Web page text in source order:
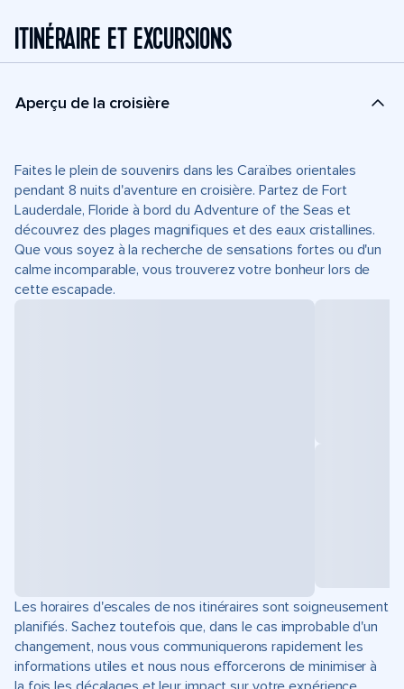
ITINÉRAIRE ET EXCURSIONS
Aperçu de la croisière
Faites le plein de souvenirs dans les Caraïbes orientales
pendant 8 nuits d'aventure en croisière. Partez de Fort
Lauderdale, Floride à bord du Adventure of the Seas et
découvrez des plages magnifiques et des eaux cristallines.
Que vous soyez à la recherche de sensations fortes ou d'un
calme incomparable, vous trouverez votre bonheur lors de
cette escapade.
Les horaires d'escales de nos itinéraires sont soigneusement
planifiés. Sachez toutefois que, dans le cas improbable d'un
changement, nous vous communiquerons rapidement les
informations utiles et nous nous efforcerons de minimiser à